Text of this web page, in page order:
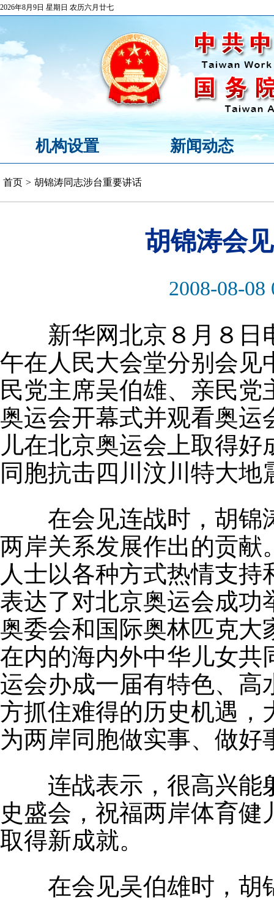
2026年8月9日 星期日 农历六月廿七
机构设置 新闻动态
首页 > 胡锦涛同志涉台重要讲话
胡锦涛会
2008-08-08
新华网北京８月８日
午在人民大会堂分别会见
民党主席吴伯雄、亲民
奥运会开幕式并观看奥运
儿在北京奥运会上取得
同胞抗击四川汶川特大
在会见连战时，胡锦
两岸关系发展作出的贡献
人士以各种方式热情支
表达了对北京奥运会成功
奥委会和国际奥林匹克大
在内的海内外中华儿女共
运会办成一届有特色、高
方抓住难得的历史机遇，
为两岸同胞做实事、做
连战表示，很高兴能
史盛会，祝福两岸体育
取得新成就。
在会见吴伯雄时，胡